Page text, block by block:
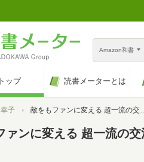
Amazon和書
トップ 読書メーターとは
子 敵をもファンに変える 超一流の交渉術
ァンに変える 超一流の交